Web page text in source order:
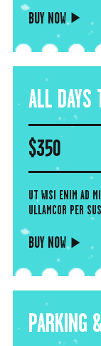
BUY NOW
ALL
$350
UT WISI ENIM AD
ULLAMCOR PER
BUY NOW
PARKING